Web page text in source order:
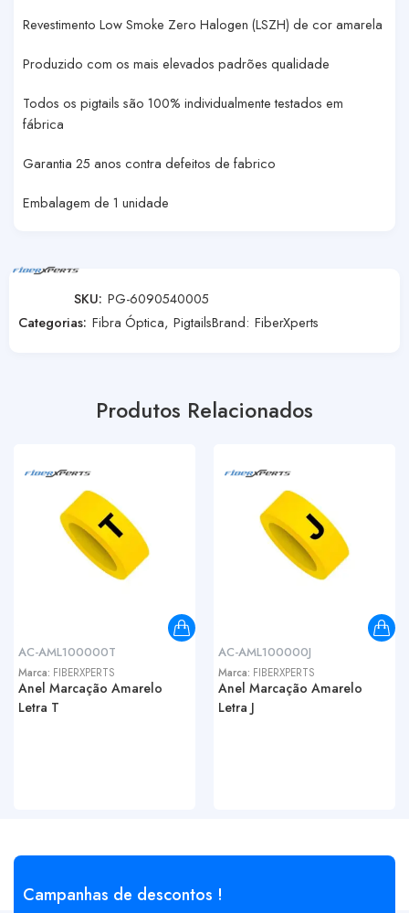
Revestimento Low Smoke Zero Halogen (LSZH) de cor amarela
Produzido com os mais elevados padrões qualidade
Todos os pigtails são 100% individualmente testados em
fábrica
Garantia 25 anos contra defeitos de fabrico
Embalagem de 1 unidade
SKU: PG-6090540005
Categorias: Fibra Óptica, PigtailsBrand: FiberXperts
Produtos Relacionados
AC-AML100000T
Marca: FIBERXPERTS
Anel Marcação Amarelo
Letra T
AC-AML100000J
Marca: FIBERXPERTS
Anel Marcação Amarelo
Letra J
Campanhas de descontos !